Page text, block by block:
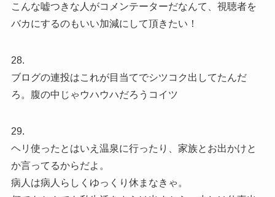
こんな嘘つきな人がコメンテーターだなんて、視聴者を
バカにするのもいい加減にして頂きたい！
28.
ブログの連投はこれが目当てでシツコク出してたんだ
ろ。腹の中じゃウハウハだろうコイツ
29.
ヘリ使ったとはいえ温泉に行ったり、家族とお出かけと
か言ってるからだよ。
病人は病人らしくゆっくり休まなきゃ。